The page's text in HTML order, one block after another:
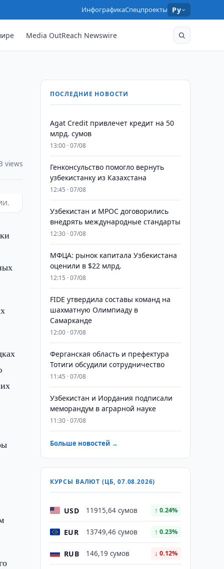
ИнфографикаСпецпроекты Ру
Media OutReach Newswire
views
ПОСЛЕДНИЕ НОВОСТИ
Agat Credit привлечет кредит на 50
млрд. сумов
13:00 · 07/08
Генконсульство помогло вернуть
узбекистанку из Казахстана
12:45 · 07/08
Узбекистан и MPOC договорились
внедрять международные стандарты
12:30 · 07/08
МФЦА: рынок капитала Узбекистана
оценили в $22 млрд.
12:15 · 07/08
FIDE утвердила составы команд на
шахматную Олимпиаду в
Самарканде
12:00 · 07/08
Ферганская область и префектура
Тотиги обсудили сотрудничество
11:45 · 07/08
Узбекистан и Иордания подписали
меморандум в аграрной науке
11:30 · 07/08
Больше новостей →
КУРСЫ ВАЛЮТ (ЦБ, 07.08.2026)
USD 11915,64 сумов ↑ 0.24%
EUR 13749,46 сумов ↑ 0.23%
RUB 146,19 сумов ↓ 0.12%